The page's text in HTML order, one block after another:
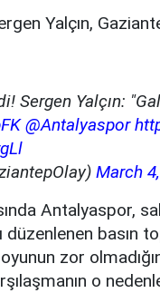
Yalçın,
Sergen Yalçın:
@Antalyaspor
March
Antalyaspor,
basın
zor
o